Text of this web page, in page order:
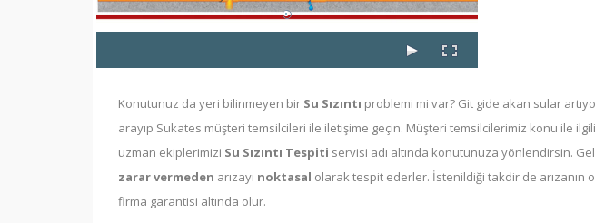
Konutunuz da yeri bilinmeyen bir Su Sızıntı problemi mi var? Git gide akan sular
arayıp Sukates müşteri temsilcileri ile iletişime geçin. Müşteri temsilcilerimiz konu ile
uzman ekiplerimizi Su Sızıntı Tespiti servisi adı altında konutunuza yönlendirsin.
zarar vermeden arızayı noktasal olarak tespit ederler. İstenildiği takdir de arızanın
firma garantisi altında olur.